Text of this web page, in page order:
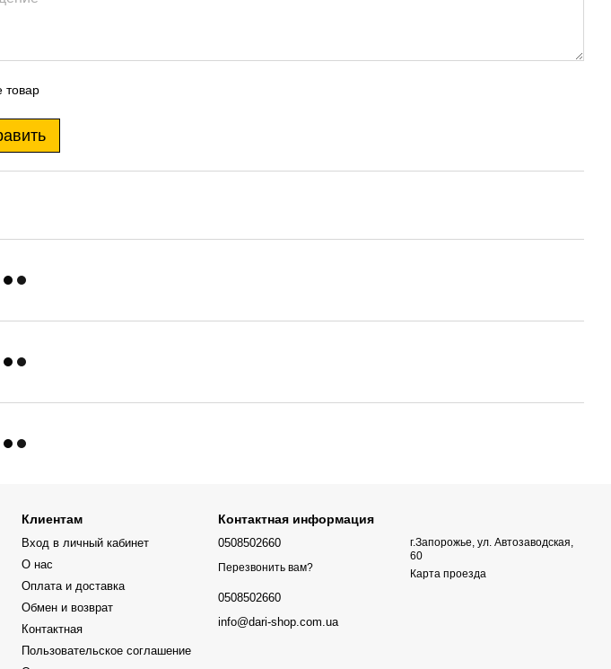
товар
Клиентам
Вход в личный кабинет
О нас
Оплата и доставка
Обмен и возврат
Контактная
Пользовательское соглашение
Контактная информация
0508502660
Перезвонить вам?
0508502660
info@dari-shop.com.ua
г.Запорожье, ул. Автозаводская,
60
Карта проезда